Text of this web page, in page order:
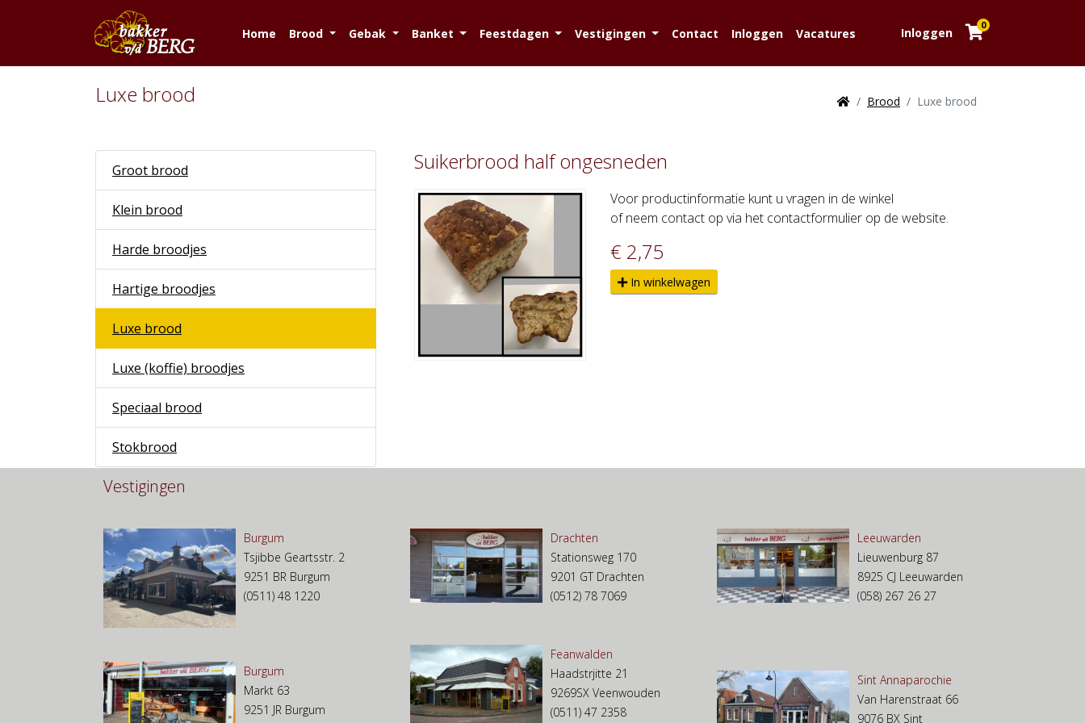
Home Brood Gebak Banket Feestdagen Vestigingen Contact Inloggen Vacatures Inloggen
0
Brood Luxe brood
Luxe brood
Groot brood
Klein brood
Harde broodjes
Hartige broodjes
Luxe brood
Luxe (koffie) broodjes
Speciaal brood
Stokbrood
Suikerbrood half ongesneden
Voor productinformatie kunt u vragen in de winkel
of neem contact op via het contactformulier op de website.
€ 2,75
In winkelwagen
Vestigingen
Burgum
Tsjibbe Geartsstr. 2
9251 BR Burgum
(0511) 48 1220
Burgum
Markt 63
9251 JR Burgum
Drachten
Stationsweg 170
9201 GT Drachten
(0512) 78 7069
Feanwalden
Haadstrjitte 21
9269SX Veenwouden
(0511) 47 2358
Leeuwarden
Lieuwenburg 87
8925 CJ Leeuwarden
(058) 267 26 27
Sint Annaparochie
Van Harenstraat 66
9076 BX Sint